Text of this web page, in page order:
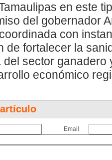
en este
del gobernador
con
de fortalecer la
sector ganadero
económico
Email